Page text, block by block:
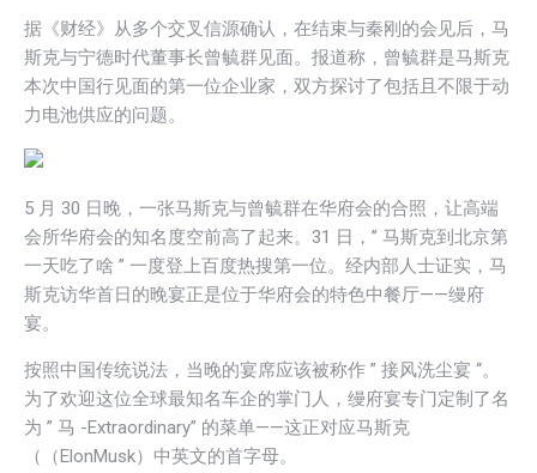
据《财经》从多个交叉信源确认，在结束与秦刚的会见后，马
斯克与宁德时代董事长曾毓群见面。报道称，曾毓群是马斯克
本次中国行见面的第一位企业家，双方探讨了包括且不限于动
力电池供应的问题。
5 月 30 日晚，一张马斯克与曾毓群在华府会的合照，让高端
会所华府会的知名度空前高了起来。31 日，” 马斯克到北京第
一天吃了啥 ” 一度登上百度热搜第一位。经内部人士证实，马
斯克访华首日的晚宴正是位于华府会的特色中餐厅——缦府
宴。
按照中国传统说法，当晚的宴席应该被称作 ” 接风洗尘宴 “。
为了欢迎这位全球最知名车企的掌门人，缦府宴专门定制了名
为 ” 马 -Extraordinary” 的菜单——这正对应马斯克
（（ElonMusk）中英文的首字母。